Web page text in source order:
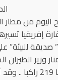
اليوم من مطار
إفريقيا
للبيئة”
وزير
إلى باريس وعلى متنها